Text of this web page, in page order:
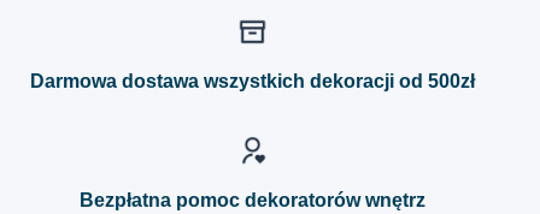
można
Darmowa dostawa wszystkich dekoracji od 500zł
Bezpłatna pomoc dekoratorów wnętrz